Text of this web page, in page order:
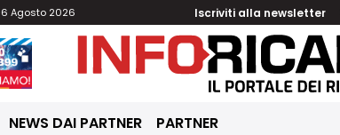
Agosto 2026 Iscriviti alla newsletter
NEWS DAI PARTNER PARTNER